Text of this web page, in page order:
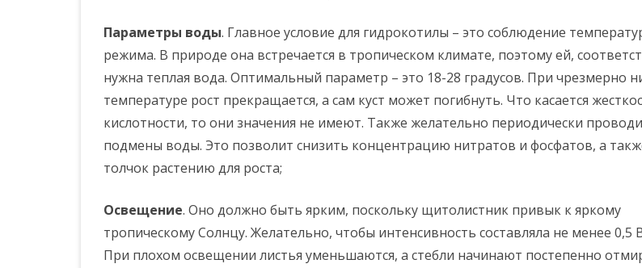
Параметры воды. Главное условие для гидрокотилы – это соблюдение
режима. В природе она встречается в тропическом климате, поэтому ей,
нужна теплая вода. Оптимальный параметр – это 18-28 градусов. При чрезмерно
температуре рост прекращается, а сам куст может погибнуть. Что касается
кислотности, то они значения не имеют. Также желательно периодически
подмены воды. Это позволит снизить концентрацию нитратов и фосфатов, а
толчок растению для роста;
Освещение. Оно должно быть ярким, поскольку щитолистник привык к яркому
тропическому Солнцу. Желательно, чтобы интенсивность составляла не менее 0,5
При плохом освещении листья уменьшаются, а стебли начинают постепенно